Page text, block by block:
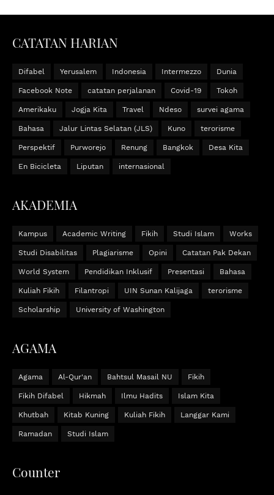
CATATAN HARIAN
Difabel Yerusalem Indonesia Intermezzo Dunia
Facebook Note catatan perjalanan Covid-19 Tokoh
Amerikaku Jogja Kita Travel Ndeso survei agama
Bahasa Jalur Lintas Selatan (JLS) Kuno terorisme
Perspektif Purworejo Renung Bangkok Desa Kita
En Bicicleta Liputan internasional
AKADEMIA
Kampus Academic Writing Fikih Studi Islam Works
Studi Disabilitas Plagiarisme Opini Catatan Pak Dekan
World System Pendidikan Inklusif Presentasi Bahasa
Kuliah Fikih Filantropi UIN Sunan Kalijaga terorisme
Scholarship University of Washington
AGAMA
Agama Al-Qur'an Bahtsul Masail NU Fikih
Fikih Difabel Hikmah Ilmu Hadits Islam Kita
Khutbah Kitab Kuning Kuliah Fikih Langgar Kami
Ramadan Studi Islam
Counter